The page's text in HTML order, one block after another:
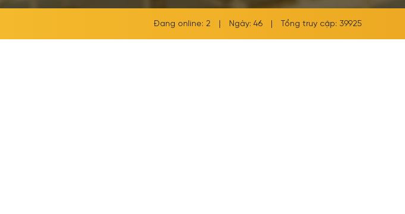
Đang online: 2 Ngày: 46 Tổng truy cập: 39925